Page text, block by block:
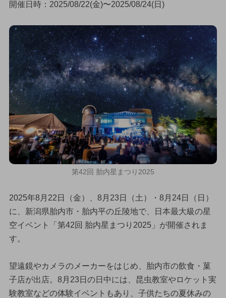
開催日時：2025/08/22(金)〜2025/08/24(日)
第42回 胎内星まつり2025
2025年8月22日（金）、8月23日（土）・8月24日（日）
に、新潟県胎内市・胎内平の丘陵地で、日本最大級の星
空イベント「第42回 胎内星まつり2025」が開催されま
す。
望遠鏡やカメラのメーカーをはじめ、胎内市の飲食・菓
子店が出店。8月23日の日中には、昆虫教室やロケット実
験教室などの体験イベントもあり、子供たちの夏休みの